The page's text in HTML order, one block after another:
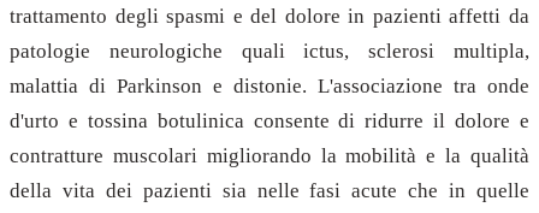
trattamento degli spasmi e del dolore in pazienti affetti da
patologie neurologiche quali ictus, sclerosi multipla,
malattia di Parkinson e distonie. L'associazione tra onde
d'urto e tossina botulinica consente di ridurre il dolore e
contratture muscolari migliorando la mobilità e la qualità
della vita dei pazienti sia nelle fasi acute che in quelle